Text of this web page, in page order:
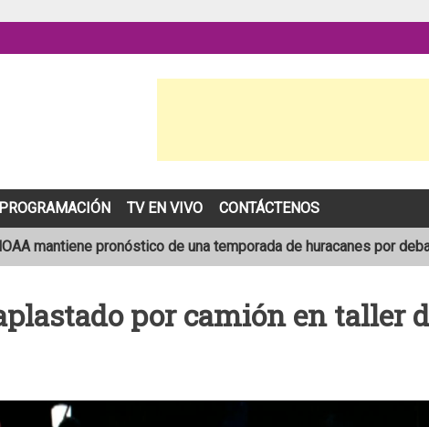
PROGRAMACIÓN TV EN VIVO CONTÁCTENOS
mantiene pronóstico de una temporada de huracanes por
de seguridad registra rápido robo de motocicleta en el
por camión en taller